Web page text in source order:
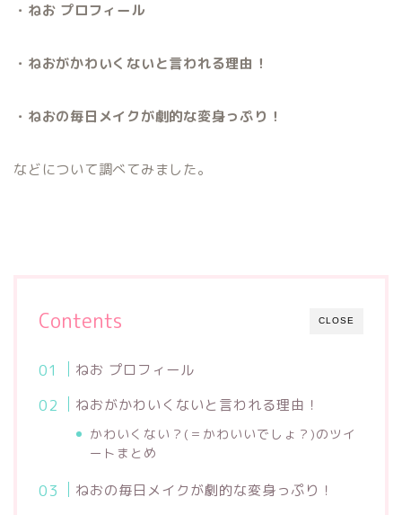
・ねお プロフィール
・ねおがかわいくないと言われる理由！
・ねおの毎日メイクが劇的な変身っぷり！
などについて調べてみました。
CLOSE
Contents
ねお プロフィール
ねおがかわいくないと言われる理由！
かわいくない？(＝かわいいでしょ？)のツイ
ートまとめ
ねおの毎日メイクが劇的な変身っぷり！